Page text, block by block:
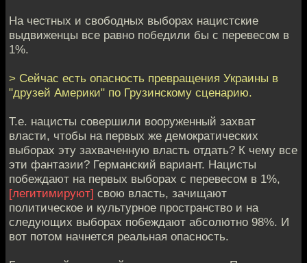
На честных и свободных выборах нацистские
выдвиженцы все равно победили бы с перевесом в
1%.
> Сейчас есть опасность превращения Украины в
"друзей Америки" по Грузинскому сценарию.
Т.е. нацисты совершили вооруженный захват
власти, чтобы на первых же демократических
выборах эту захваченную власть отдать? К чему все
эти фантазии? Германский вариант. Нацисты
побеждают на первых выборах с перевесом в 1%,
[легитимируют] свою власть, зачищают
политическое и культурное пространство и на
следующих выборах побеждают абсолютно 98%. И
вот потом начнется реальная опасность.